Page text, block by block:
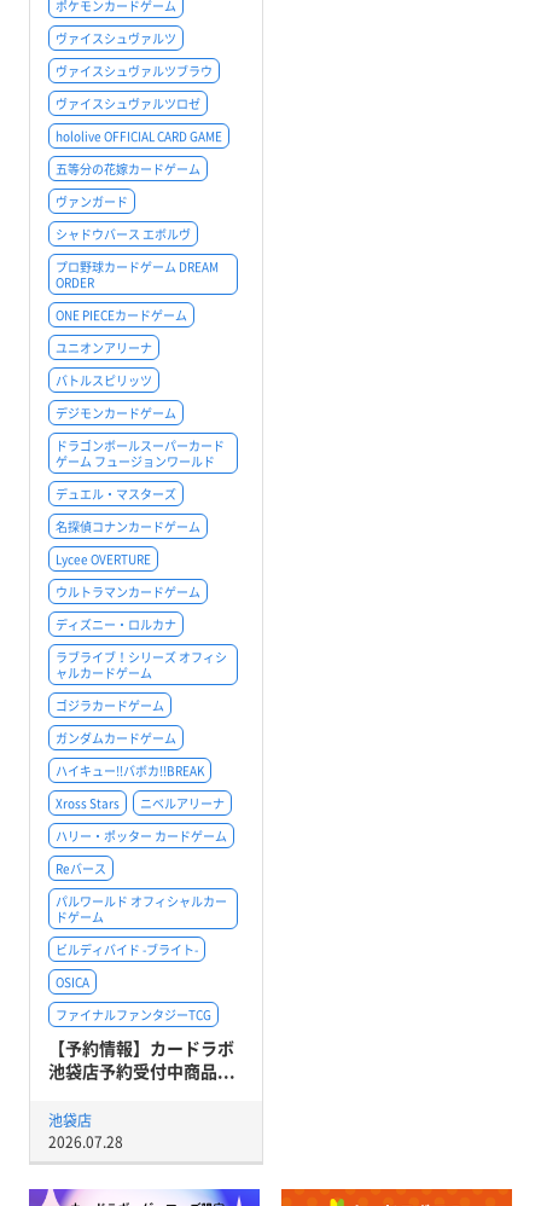
ポケモンカードゲーム
ヴァイスシュヴァルツ
ヴァイスシュヴァルツブラウ
ヴァイスシュヴァルツロゼ
hololive OFFICIAL CARD GAME
五等分の花嫁カードゲーム
ヴァンガード
シャドウバース エボルヴ
プロ野球カードゲーム DREAM
ORDER
ONE PIECEカードゲーム
ユニオンアリーナ
バトルスピリッツ
デジモンカードゲーム
ドラゴンボールスーパーカード
ゲーム フュージョンワールド
デュエル・マスターズ
名探偵コナンカードゲーム
Lycee OVERTURE
ウルトラマンカードゲーム
ディズニー・ロルカナ
ラブライブ！シリーズ オフィシ
ャルカードゲーム
ゴジラカードゲーム
ガンダムカードゲーム
ハイキュー!!バボカ!!BREAK
Xross Stars
ニベルアリーナ
ハリー・ポッター カードゲーム
Reバース
パルワールド オフィシャルカー
ドゲーム
ビルディバイド -ブライト-
OSICA
ファイナルファンタジーTCG
【予約情報】カードラボ
池袋店予約受付中商品...
池袋店
2026.07.28